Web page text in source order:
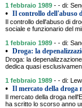
1 febbraio 1989 - - di:
• Il controllo dell'abuso
Il controllo dell'abuso di
sociale e funzionario del
1 febbraio 1989 - - di:
• Droga: la
Droga: la
dedica quasi
1 febbraio 1989 - - di:
• Il mercato della droga
Il mercato della droga
ha scritto lo scorso anno